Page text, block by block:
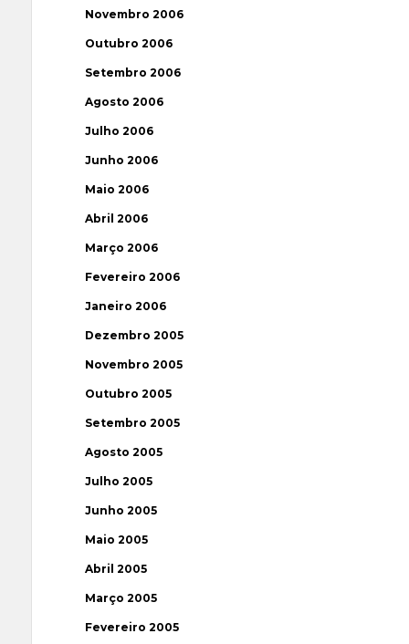
Novembro 2006
Outubro 2006
Setembro 2006
Agosto 2006
Julho 2006
Junho 2006
Maio 2006
Abril 2006
Março 2006
Fevereiro 2006
Janeiro 2006
Dezembro 2005
Novembro 2005
Outubro 2005
Setembro 2005
Agosto 2005
Julho 2005
Junho 2005
Maio 2005
Abril 2005
Março 2005
Fevereiro 2005